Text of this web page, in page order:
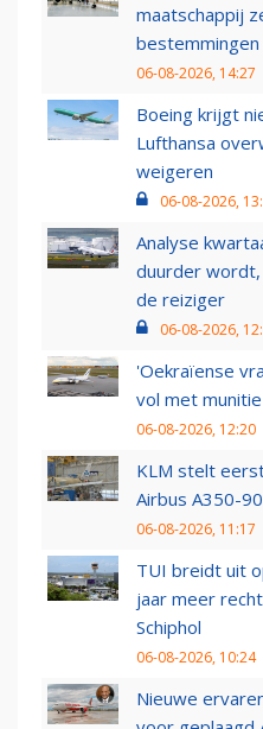
maatschappij
bestemmingen
06-08-2026, 14:27
Boeing krijgt
Lufthansa
weigeren
06-08-2026,
Analyse
duurder
de reiziger
06-08-2026,
'Oekraïense
vol met
06-08-2026, 12:20
KLM stelt
Airbus A350-
06-08-2026, 11:17
TUI breidt uit
jaar meer
Schiphol
06-08-2026, 10:24
Nieuwe